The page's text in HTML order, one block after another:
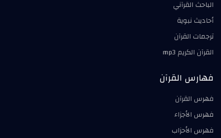
الباحث القرآني
أحاديث نبوية
ترجمات القرآن
القرآن الكريم mp3
فهارس القرآن
فهرس القرآن
فهرس الأجزاء
فهرس الأحزاب